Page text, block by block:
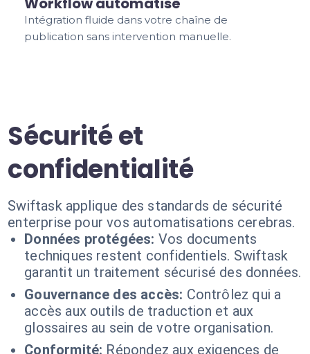
Intégration fluide dans votre chaîne de
publication sans intervention manuelle.
Sécurité et
confidentialité
Swiftask applique des standards de sécurité
enterprise pour vos automatisations cerebras.
Données protégées: Vos documents
techniques restent confidentiels. Swiftask
garantit un traitement sécurisé des données.
Gouvernance des accès: Contrôlez qui a
accès aux outils de traduction et aux
glossaires au sein de votre organisation.
Conformité: Répondez aux exigences de